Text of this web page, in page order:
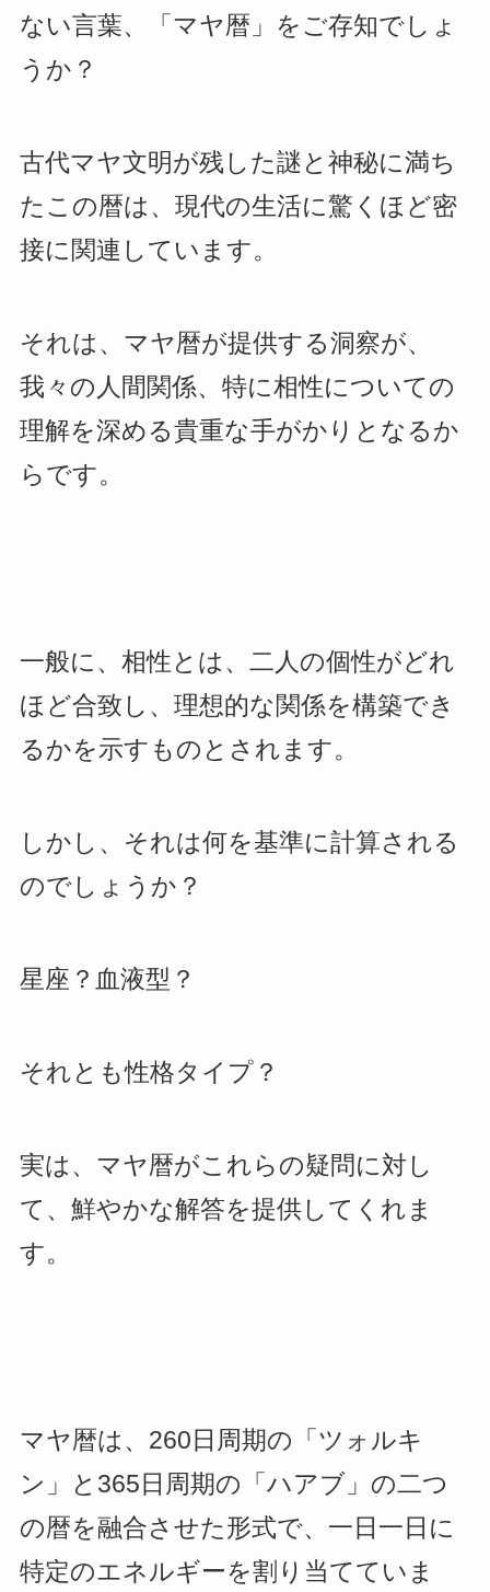
ない言葉、「マヤ暦」をご存知でしょ
うか？
古代マヤ文明が残した謎と神秘に満ち
たこの暦は、現代の生活に驚くほど密
接に関連しています。
それは、マヤ暦が提供する洞察が、
我々の人間関係、特に相性についての
理解を深める貴重な手がかりとなるか
らです。
一般に、相性とは、二人の個性がどれ
ほど合致し、理想的な関係を構築でき
るかを示すものとされます。
しかし、それは何を基準に計算される
のでしょうか？
星座？血液型？
それとも性格タイプ？
実は、マヤ暦がこれらの疑問に対し
て、鮮やかな解答を提供してくれま
す。
マヤ暦は、260日周期の「ツォルキ
ン」と365日周期の「ハアブ」の二つ
の暦を融合させた形式で、一日一日に
特定のエネルギーを割り当てていま